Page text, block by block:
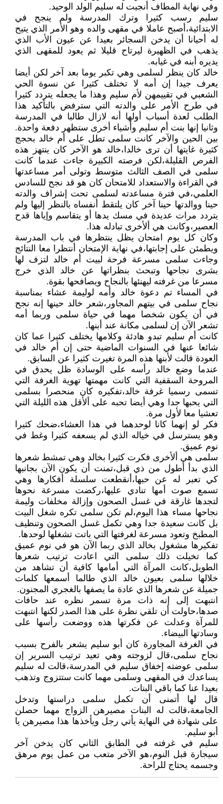
وفي نهاية المطاف أنجبت له سليم الولد الوحيد.
سليم رسب كثيرا وترك المدرسة ولم ينجح في
الابتدائية،أصبح عاملا في مقهى والده وهو الأمر الذي يتيح
له أحيانا أن يدخن السجائر بعيدا عن عيون الأب الذي
يذهب في الظهيرة ليرتاح قليلا ثم يعود للمقهى الذي
يديره أبنه في غيابه.
خالد كان ينظر لسلمى وهي تكبر يوما بعد آخر لكن أيضا
يعرف جيدا إن أمه لا تختلف كثيرا عن نسوة الحي
الشعبي في تقييمهن لأم سليم وهذا ما يجعله يتردد كثيرا
في طرح الأمر على والدته التي سترفض بالتأكيد هذا
الطلب لعدة أسباب أولها أنه لازال طالبا في المدرسة
وثانيا إنها بنت أم سليم وأشياء أخرى ستظهر دفعة واحدة.
بين الحين والآخر كانت سلمى تطل على أم خالد بحجج
كثيرة غايتها أن ترى خالدا،خالد هو الآخر كان ينتهز هذه
الفرص القليلة،لكن فرصته الكبيرة جاءت عندما كانت
سلمى في الصف الثالث متوسط وتولى أمر مساعدتها
في القراءة والاستعداد للامتحان كان هو قد نجح للسادس
العلمي،في فترة مساعدته لسلمى تحت إشراف والدته
حينا ووالدتها حينا آخر كان يلتقط أنفساه بالنظر إليها ولم
يتردد مرات عديدة في مسك يدها أو يتقاسم وإياها قدح
العصير،وكانت هي ألأخرى تبادله هذا.
وكان كل يوم امتحان يظل ينتظرها في باب المدرسة
ويطمئن على إجابتها،في نهاية الإمتحان أنتظرا معا النتائج
وجاءت سلمى مسرعة فرحة لبيت أم خالد لتزف لها
بشرى نجاحها وتبحث بنظراتها عن خالد الذي خرج
مسرعا من غرفته ليهنئها بالنجاح ويصافحها بقوة.
في المساء تم دعوة خالد وأمه لوليمة عشاء بمناسبة
نجاح سلمى في بيتهم المجاور،شعر خالد حينها إنه نجح
في أن يكون شخصا مهما في حياة سلمى وربما أمه
تشعر الآن إن لسلمى مكانة عند أبنها.
كانت أم سليم تبدو هادئة وكلامها يختلف كثيرا عما كان
شائعا عنها في السنوات الماضية حتى إن أم خالد في
العودة قالت لأبنها هذه المرة تغيرت كثيرا عن السابق.
عندما وضع خالد رأسه على الوسادة ظل يحدق في
المروحة السقفية التي كانت مهمتها تهوية الغرفة التي
تسمى رسميا غرفة خالد،تفكيره كان منحصرا بسلمى
التي يحبها جدا وهي أيضا تحبه على ألأقل هذه الليلة التي
تعشيا معا لأول مرة.
فكر لو إنهما كانا لوحدهما في هذا العشاء،ضحك كثيرا
وهو يسترسل في خياله الذي لم يسعفه كثيرا وغط في
نوم عميق.
سلمى هي ألأخرى فكرت كثيرا بخالد وهي تمشط شعرها
الذي بدأ أطول من ذي قبل،تمنت أن يكون الآن بجانبها
كي تعبر له عن حبها،أنقطعت سلسلة أفكارها وهي
تسمع صوت أمها تنادي عليها،ركضت مسرعة نحوها
لتجدها غارقة في غسل الصحون وإزالة مخلفات وليمة
نجاحها مساء هذا اليوم،لم تكن سلمى تكره شغل البيت
بل كانت سعيدة جدا وهي تكمل غسل الصحون وتنظيف
المطبخ وتعود مسرعة لغرفتها التي باتت تشغلها لوحدها.
تفكيرها مشغول بخالد الذي ربما الآن هو في نوم عميق
كما تخيلت ذلك سلمى التي اعادت ترتيب شعرها
الطويل،كانت المرآة التي أمامها كافية أن تشاهد من
خلالها سلمى بعيون خالد الذي طالما أسمعها كلمات
جميلة عن شعرها الذي عادة ما يصفها بالغجري المجنون.
انتبهت إلى إنه ذات مرة تسمر نظره عند حافات
صدها،حاولت أن تلقي نظرة على هذا الصدر لكنها انتبهت
للمرآة وعدلت عن فكرتها هذه ووضعت رأسها على
وسادتها البيضاء.
في الغرفة المجاورة كان أبو سليم يشعر بالفرح بسبب
نجاح سلمى،قال لزوجته وهي تعيد ترتيب السرير إن
سلمى عوضته إخفاق سليم في المدرسة،قالت له سليم
يساعدك في المقهى وسلمى مهما كانت ستتزوج وتذهب
بعيدا عنا كما باقي البنات.
قال لها أتمنى أن تكمل سلمى دراستها وتدخل
الجامعة،قالت له البنات مصيرهن الزواج مهما حصلن
على شهادة في النهاية يأتي رجل ويأخذها هذا مصيرهن يا
أبو سليم.
سليم في غرفته في الطابق الثاني كان يدخن آخر
سيجارة قبل النوم،هو الآخر متعب من عمل يوم مرهق
وجسمه يحتاج للراحة.